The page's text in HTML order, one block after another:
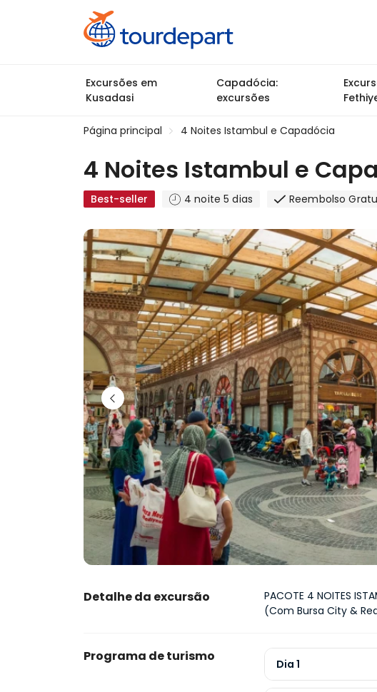
Excursões em
Kusadasi
Capadócia:
excursões
Página principal 4 Noites Istambul e Capadócia
4 Noites Istambul e
Best-seller 4 noite 5 dias Reembolso
Detalhe da excursão
PACOTE 4 NOITES
(Com Bursa City &
Programa de turismo Dia 1